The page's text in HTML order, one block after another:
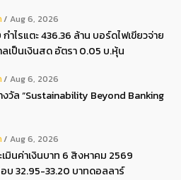
Aug 6, 2026
ำไรแตะ 436.36 ล้าน บอร์ดไฟเขียวจ่าย
เป็นเงินสด อัตรา 0.05 บ.หุ้น
Aug 6, 2026
วัล “Sustainability Beyond Banking
Aug 6, 2026
มินค่าเงินบาท 6 สิงหาคม 2569
บ 32.95-33.20 บาทดอลลาร์